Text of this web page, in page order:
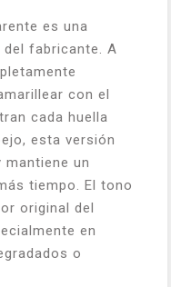
es una
fabricante. A
con el
cada huella
esta versión
un
tiempo. El tono
original del
en
o